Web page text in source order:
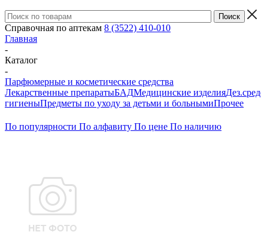
Справочная по аптекам 8 (3522) 410-010
Главная
-
Каталог
-
Парфюмерные и косметические средства
Лекарственные препаратыБАДМедицинские изделия
гигиеныПредметы по уходу за детьми и больнымиПрочее
По популярности По алфавиту По цене По наличию